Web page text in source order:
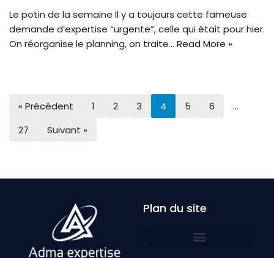
Le potin de la semaine Il y a toujours cette fameuse
demande d’expertise “urgente”, celle qui était pour hier.
On réorganise le planning, on traite… Read More »
« Précédent 1 2 3 4 5 6
…
27
Suivant »
Plan du site